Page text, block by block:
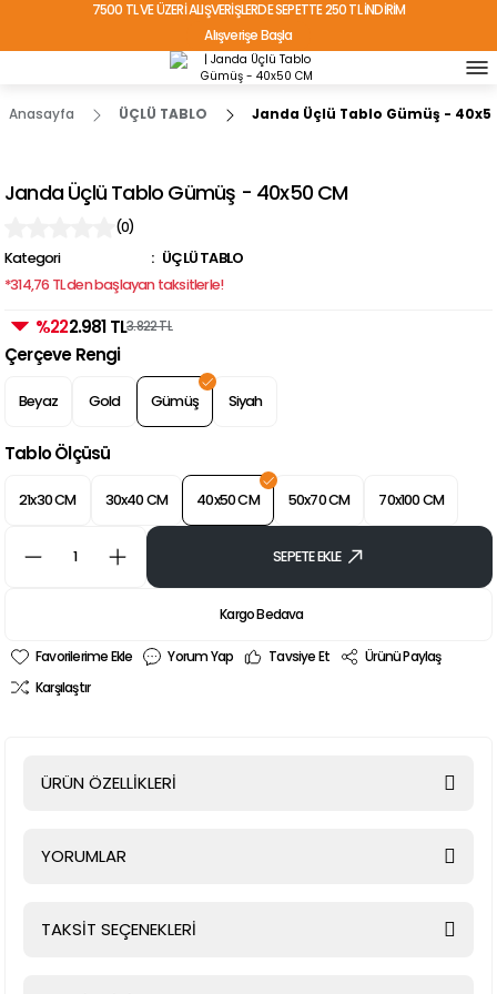
7500 TL VE ÜZERİ ALIŞVERİŞLERDE SEPETTE 250 TL İNDİRİM
Alışverişe Başla
TÜRKİYE'NİN HER YERİNE ÜCRETSİZ KARGO!
Anasayfa ÜÇLÜ TABLO Janda Üçlü Tablo Gümüş -
Janda Üçlü Tablo Gümüş - 40x50 CM
(0)
Kategori
ÜÇLÜ TABLO
*314,76 TL den başlayan taksitlerle!
%222.981 TL3.822 TL
Çerçeve Rengi
Beyaz Gold Gümüş Siyah
Tablo Ölçüsü
21x30 CM 30x40 CM 40x50 CM 50x70 CM 70x100 CM
SEPETE EKLE
Kargo Bedava
Yorum Yap Tavsiye Et
Ürünü Paylaş
Karşılaştır
ÜRÜN ÖZELLİKLERİ
YORUMLAR
TAKSİT SEÇENEKLERİ